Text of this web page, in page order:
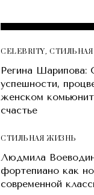
CELEBRITY,
Регина Шарипова:
успешности,
женском
счастье
СТИЛЬНАЯ ЖИЗНЬ
Людмила
фортепиано как
современной